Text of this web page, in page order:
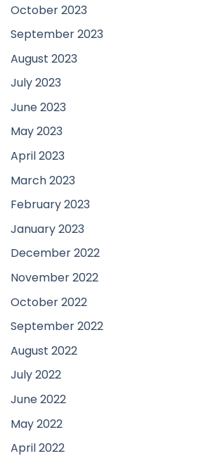
October 2023
September 2023
August 2023
July 2023
June 2023
May 2023
April 2023
March 2023
February 2023
January 2023
December 2022
November 2022
October 2022
September 2022
August 2022
July 2022
June 2022
May 2022
April 2022